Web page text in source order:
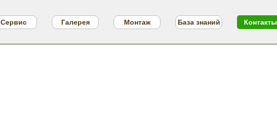
Галерея База знаний
Монтаж
Сервис Контакты